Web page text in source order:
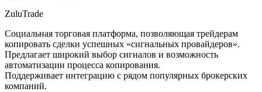
ZuluTrade
Социальная торговая платформа, позволяющая трейдерам
копировать сделки успешных «сигнальных провайдеров».
Предлагает широкий выбор сигналов и возможность
автоматизации процесса копирования.
Поддерживает интеграцию с рядом популярных брокерских
компаний.